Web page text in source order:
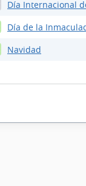
Día Internacional
Día de la
Navidad